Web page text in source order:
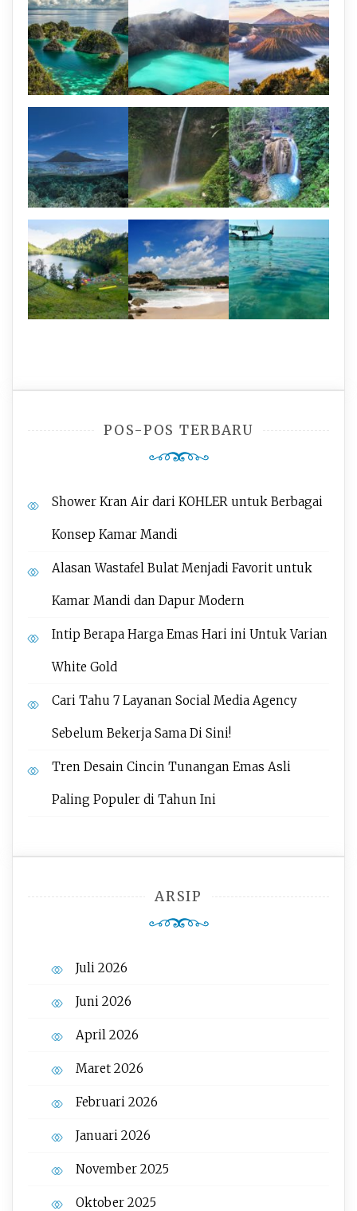
POS-POS TERBARU
Shower Kran Air dari KOHLER untuk Berbagai
Konsep Kamar Mandi
Alasan Wastafel Bulat Menjadi Favorit untuk
Kamar Mandi dan Dapur Modern
Intip Berapa Harga Emas Hari ini Untuk Varian
White Gold
Cari Tahu 7 Layanan Social Media Agency
Sebelum Bekerja Sama Di Sini!
Tren Desain Cincin Tunangan Emas Asli
Paling Populer di Tahun Ini
ARSIP
Juli 2026
Juni 2026
April 2026
Maret 2026
Februari 2026
Januari 2026
November 2025
Oktober 2025